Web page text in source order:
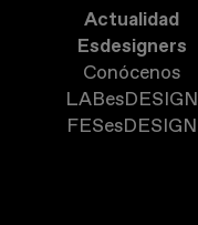
Actualidad
Esdesigners
Conócenos
LABesDESIGN
FESesDESIGN